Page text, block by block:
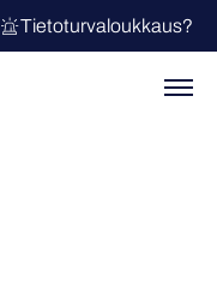
Tietoturvaloukkaus?